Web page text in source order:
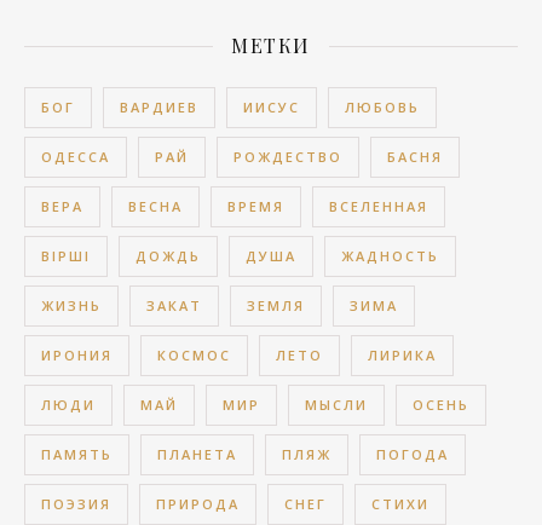
МЕТКИ
БОГ ВАРДИЕВ ИИСУС ЛЮБОВЬ
ОДЕССА РАЙ РОЖДЕСТВО БАСНЯ
ВЕРА ВЕСНА ВРЕМЯ ВСЕЛЕННАЯ
ВІРШІ ДОЖДЬ ДУША ЖАДНОСТЬ
ЖИЗНЬ ЗАКАТ ЗЕМЛЯ ЗИМА
ИРОНИЯ КОСМОС ЛЕТО ЛИРИКА
ЛЮДИ МАЙ МИР МЫСЛИ ОСЕНЬ
ПАМЯТЬ ПЛАНЕТА ПЛЯЖ ПОГОДА
ПОЭЗИЯ ПРИРОДА СНЕГ СТИХИ